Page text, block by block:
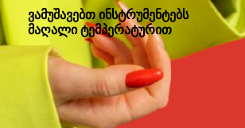
ვამუშავებთ ინსტრუმენტებს
მაღალი ტემპერატურით